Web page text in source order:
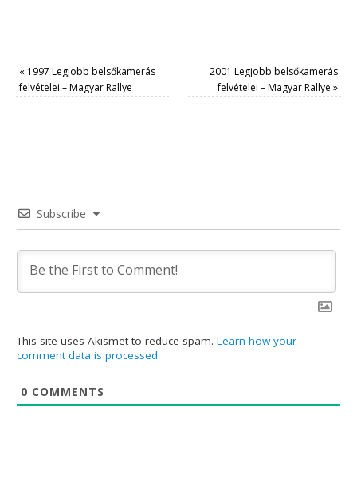
« 1997 Legjobb belsőkamerás
felvételei – Magyar Rallye
2001 Legjobb belsőkamerás
felvételei – Magyar Rallye »
Subscribe
This site uses Akismet to reduce spam.Learn how your
comment data is processed.
0 COMMENTS